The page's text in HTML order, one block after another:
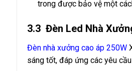
trong được bảo vệ một
3.3 Đèn Led Nhà
Đèn nhà xưởng cao áp 250W
sáng tốt, đáp ứng các yêu